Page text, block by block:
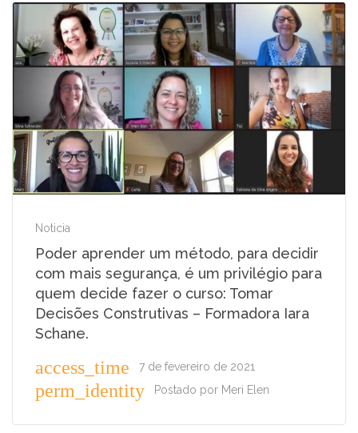
Noticia
Poder aprender um método, para decidir
com mais segurança, é um privilégio para
quem decide fazer o curso: Tomar
Decisões Construtivas – Formadora Iara
Schane.
access_time 7 de fevereiro de 2021
perm_identity Postado por Meri Elen